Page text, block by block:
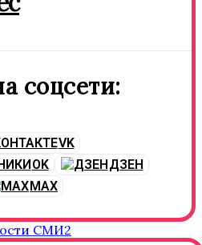
соцсети:
VK
OK
ДЗЕН
MAX
СМИ2